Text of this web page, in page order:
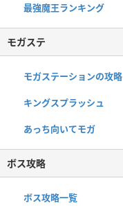
最強魔王ランキング
モガステ
モガステーションの攻略
キングスプラッシュ
あっち向いてモガ
ボス攻略
ボス攻略一覧